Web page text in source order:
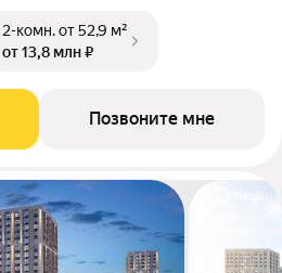
2-комн.от 52,9 м²
от 13,8 млн ₽
Позвоните мне